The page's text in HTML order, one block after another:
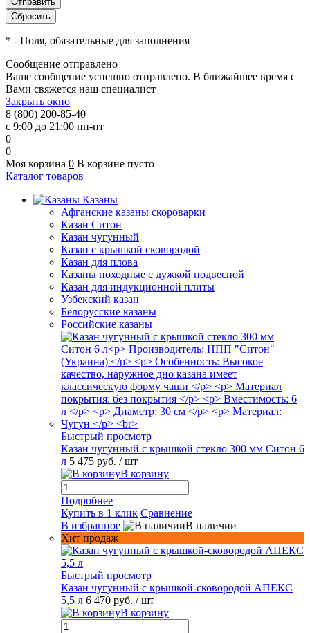
* - Поля, обязательные для заполнения
Сообщение отправлено
Ваше сообщение успешно отправлено. В ближайшее время с
Вами свяжется наш специалист
Закрыть окно
8 (800) 200-85-40
с 9:00 до 21:00 пн-пт
0
0
Моя корзина 0 В корзине пусто
Каталог товаров
Казаны
Афганские казаны скороварки
Казан Ситон
Казан чугунный
Казан с крышкой сковородой
Казан для плова
Казаны походные с дужкой подвесной
Казан для индукционной плиты
Узбекский казан
Белорусские казаны
Российские казаны
Быстрый просмотр
Казан чугунный с крышкой стекло 300 мм Ситон 6
л 5 475 руб. / шт
В корзину
Подробнее
Купить в 1 клик Сравнение
В избранное
В наличии
Хит продаж
Быстрый просмотр
Казан чугунный с крышкой-сковородой АПЕКС
5,5 л 6 470 руб. / шт
В корзину